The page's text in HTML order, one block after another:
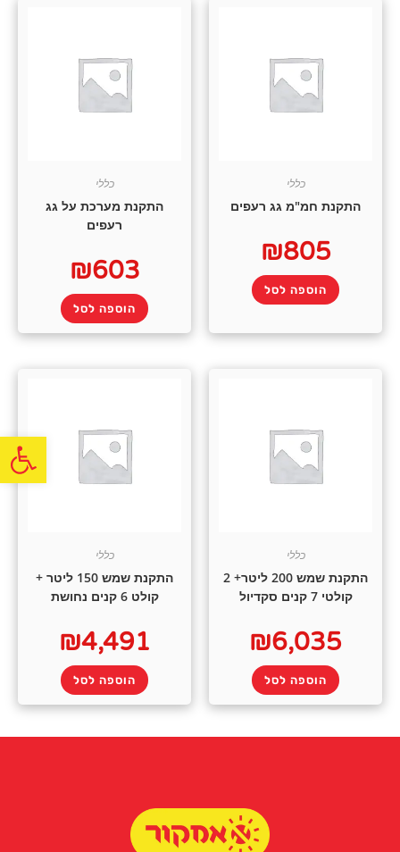
כללי
התקנת חמ"מ גג רעפים
₪805
הוספה לסל
כללי
התקנת מערכת על גג
רעפים
₪603
הוספה לסל
כללי
התקנת שמש 200 ליטר+ 2
קולטי 7 קנים סקדיול
₪6,035
הוספה לסל
כללי
התקנת שמש 150 ליטר +
קולט 6 קנים נחושת
₪4,491
הוספה לסל